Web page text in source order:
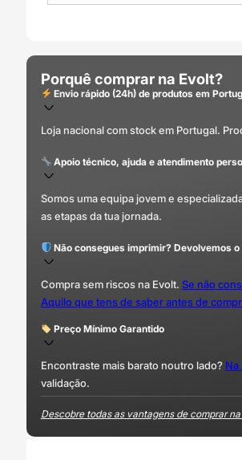
Porquê comprar na Evolt?
Envio rápido (24h) de produtos em
Loja nacional com stock em Portugal.
Apoio técnico, ajuda e atendimento
Somos uma equipa jovem e
as etapas da tua jornada.
Não consegues imprimir? Devolvemos o
Compra sem riscos na Evolt. Se não
Aquilo que tens de saber antes de
Preço Mínimo Garantido
Encontraste mais barato noutro lado? Na
validação.
Descobre todas as vantagens de comprar